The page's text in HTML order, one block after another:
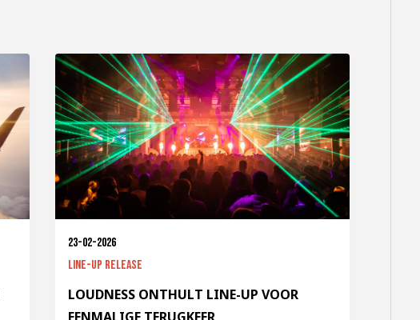
23-02-2026
Line-up release
LOUDNESS ONTHULT LINE-UP VOOR